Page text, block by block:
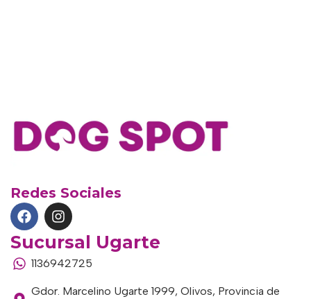
Redes Sociales
Sucursal Ugarte
1136942725
Gdor. Marcelino Ugarte 1999, Olivos, Provincia de